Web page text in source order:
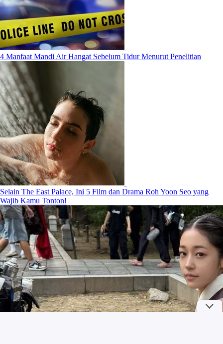
4 Manfaat Mandi Air Hangat Sebelum Tidur Menurut Penelitian
Selain The East Palace, Ini 5 Film dan Drama Roh Yoon Seo yang
Wajib Kamu Tonton!